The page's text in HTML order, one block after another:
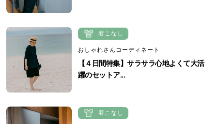
着こなし
おしゃれさんコーディネート
【４日間特集】サラサラ心地よくて大活
躍のセットア...
着こなし